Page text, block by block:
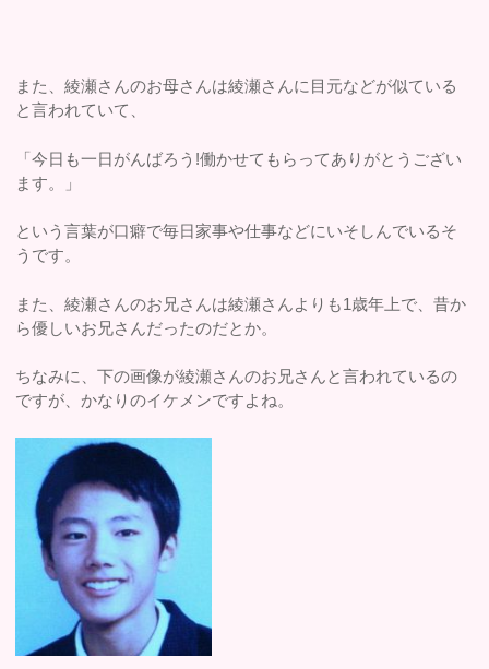
また、綾瀬さんのお母さんは綾瀬さんに目元などが似ている
と言われていて、
「今日も一日がんばろう!働かせてもらってありがとうござい
ます。」
という言葉が口癖で毎日家事や仕事などにいそしんでいるそ
うです。
また、綾瀬さんのお兄さんは綾瀬さんよりも1歳年上で、昔か
ら優しいお兄さんだったのだとか。
ちなみに、下の画像が綾瀬さんのお兄さんと言われているの
ですが、かなりのイケメンですよね。